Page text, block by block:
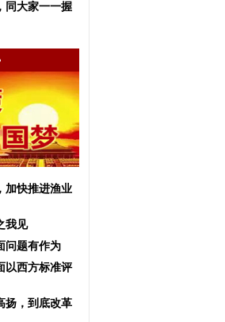
同大家一一握
加快推进渔业
我见
问题有作为
以西方标准评
扬，到底改革